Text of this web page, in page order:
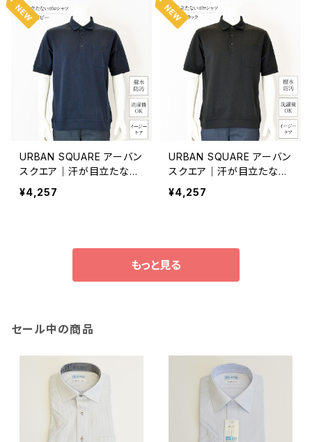
ルー系
ワイト
URBAN SQUARE アーバン
スクエア｜汗が目立たない
ポロシャツ｜撥水・防汚 洗
濯機OK イージーケア オン
¥4,257
URBAN SQUARE アーバン
スクエア｜汗が目立たない
ポロシャツ｜撥水・防汚 洗
濯機OK イージーケア オン
¥4,257
もっと見る
セール中の商品